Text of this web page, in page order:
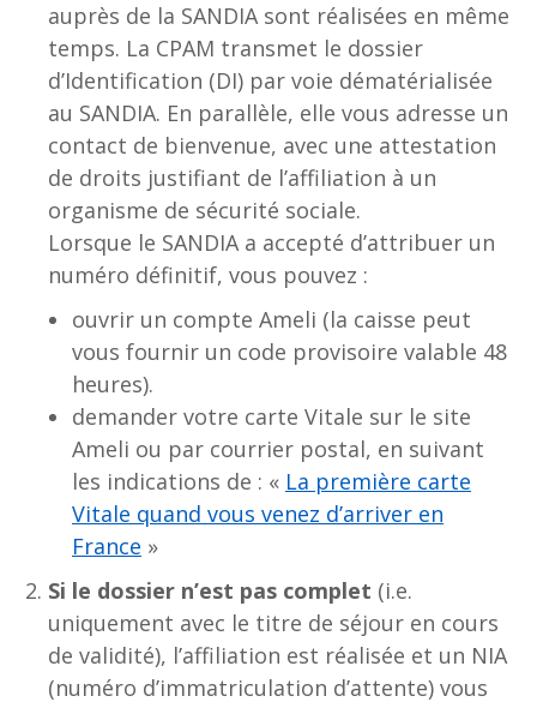
auprès de la SANDIA sont réalisées en même
temps. La CPAM transmet le dossier
d’Identification (DI) par voie dématérialisée
au SANDIA. En parallèle, elle vous adresse un
contact de bienvenue, avec une attestation
de droits justifiant de l’affiliation à un
organisme de sécurité sociale.
Lorsque le SANDIA a accepté d’attribuer un
numéro définitif, vous pouvez :
ouvrir un compte Ameli (la caisse peut
vous fournir un code provisoire valable 48
heures).
demander votre carte Vitale sur le site
Ameli ou par courrier postal, en suivant
les indications de : « La première carte
Vitale quand vous venez d’arriver en
France »
Si le dossier n’est pas complet (i.e.
uniquement avec le titre de séjour en cours
de validité), l’affiliation est réalisée et un NIA
(numéro d’immatriculation d’attente) vous